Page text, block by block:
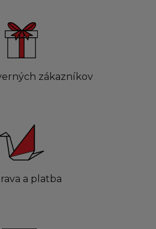
zákazníkov
a platba